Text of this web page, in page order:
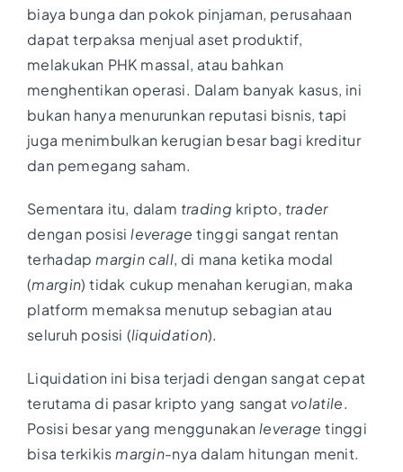
biaya bunga dan pokok pinjaman, perusahaan
dapat terpaksa menjual aset produktif,
melakukan PHK massal, atau bahkan
menghentikan operasi. Dalam banyak kasus, ini
bukan hanya menurunkan reputasi bisnis, tapi
juga menimbulkan kerugian besar bagi kreditur
dan pemegang saham.
Sementara itu, dalam trading kripto, trader
dengan posisileverage tinggi sangat rentan
terhadapmargin call, di mana ketika modal
(margin) tidak cukup menahan kerugian, maka
platform memaksa menutup sebagian atau
seluruh posisi (liquidation).
Liquidation ini bisa terjadi dengan sangat cepat
terutama di pasar kripto yang sangat volatile.
Posisi besar yang menggunakanleverage tinggi
bisa terkikismargin-nya dalam hitungan menit.